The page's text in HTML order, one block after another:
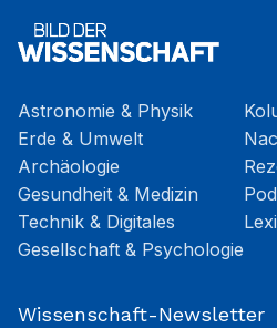
Astronomie & Physik
Erde & Umwelt
Archäologie
Gesundheit & Medizin
Technik & Digitales
Gesellschaft & Psychologie
Wissenschaft-Newsletter